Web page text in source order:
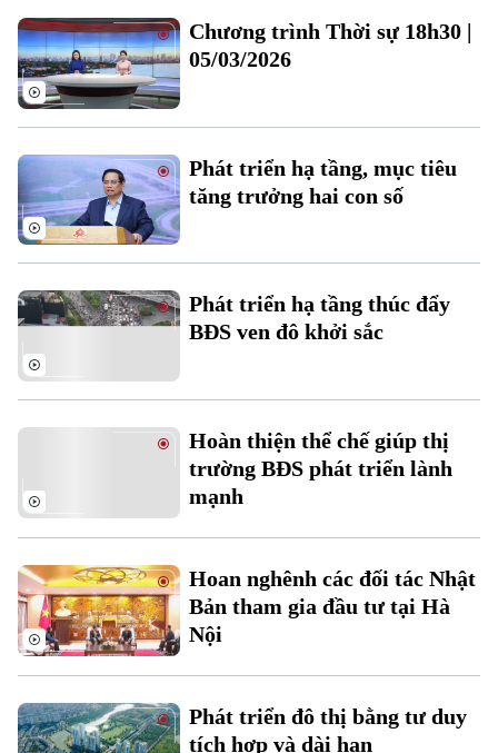
Người Việt 4 phương
Tài chính Ngân hàng
Doanh nghiệp
Tin tức
Đầu tư
Đất đai
Kinh nghiệm
Tàu và Xe
Ô tô
Tàu
Xe máy
Thị trường
Giáo dục
Tuyển sinh
Hướng nghiệp
Tin tức
Di tích
Sức khỏe
Y tế
Dinh dưỡng
Tư vấn sức khỏe
Bóng đá
Quần vợt
Điện ảnh
Âm nhạc
Đã phát sóng
Chương trình Thời sự 18h30 |
05/03/2026
Phát triển hạ tầng, mục tiêu
tăng trưởng hai con số
Phát triển hạ tầng thúc đẩy
BĐS ven đô khởi sắc
Hoàn thiện thể chế giúp thị
trường BĐS phát triển lành
mạnh
Hoan nghênh các đối tác Nhật
Bản tham gia đầu tư tại Hà
Nội
Phát triển đô thị bằng tư duy
tích hợp và dài hạn